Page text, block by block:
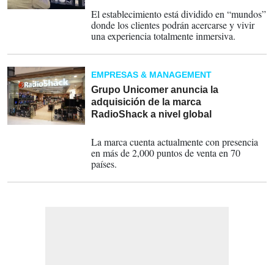
El establecimiento está dividido en “mundos”
donde los clientes podrán acercarse y vivir
una experiencia totalmente inmersiva.
EMPRESAS & MANAGEMENT
Grupo Unicomer anuncia la
adquisición de la marca
RadioShack a nivel global
La marca cuenta actualmente con presencia
en más de 2,000 puntos de venta en 70
países.